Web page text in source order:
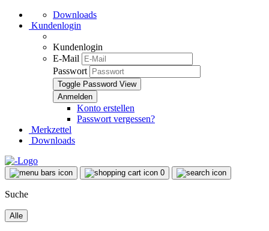
Downloads
Kundenlogin
Kundenlogin
E-Mail
Passwort
Toggle Password View
Konto erstellen
Passwort vergessen?
Merkzettel
Downloads
0
Suche
Alle